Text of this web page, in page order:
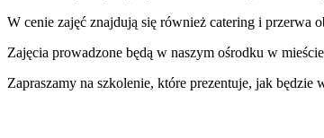
W cenie zajęć znajdują się również catering i przerwa
Zajęcia prowadzone będą w naszym ośrodku w
Zapraszamy na szkolenie, które prezentuje, jak